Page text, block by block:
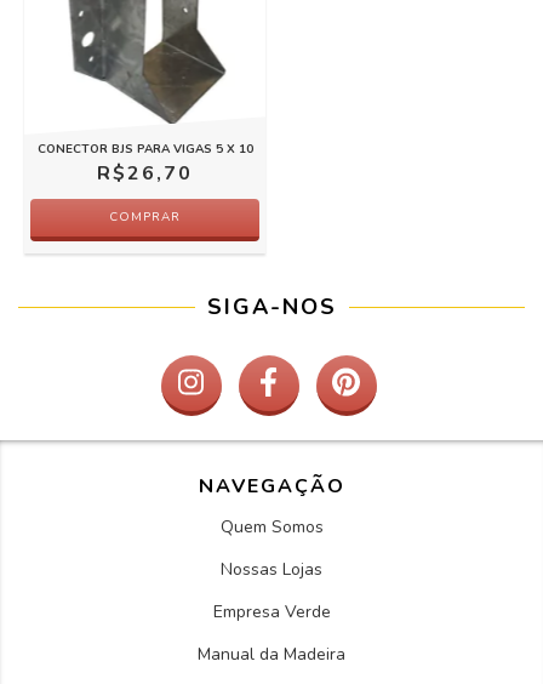
CONECTOR BJS PARA VIGAS 5 X 10
R$26,70
COMPRAR
SIGA-NOS
NAVEGAÇÃO
Quem Somos
Nossas Lojas
Empresa Verde
Manual da Madeira